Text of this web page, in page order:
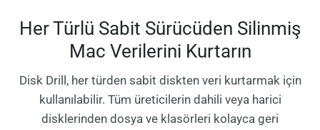
Her Türlü Sabit Sürücüden Silinmiş
Mac Verilerini Kurtarın
Disk Drill, her türden sabit diskten veri kurtarmak için
kullanılabilir. Tüm üreticilerin dahili veya harici
disklerinden dosya ve klasörleri kolayca geri